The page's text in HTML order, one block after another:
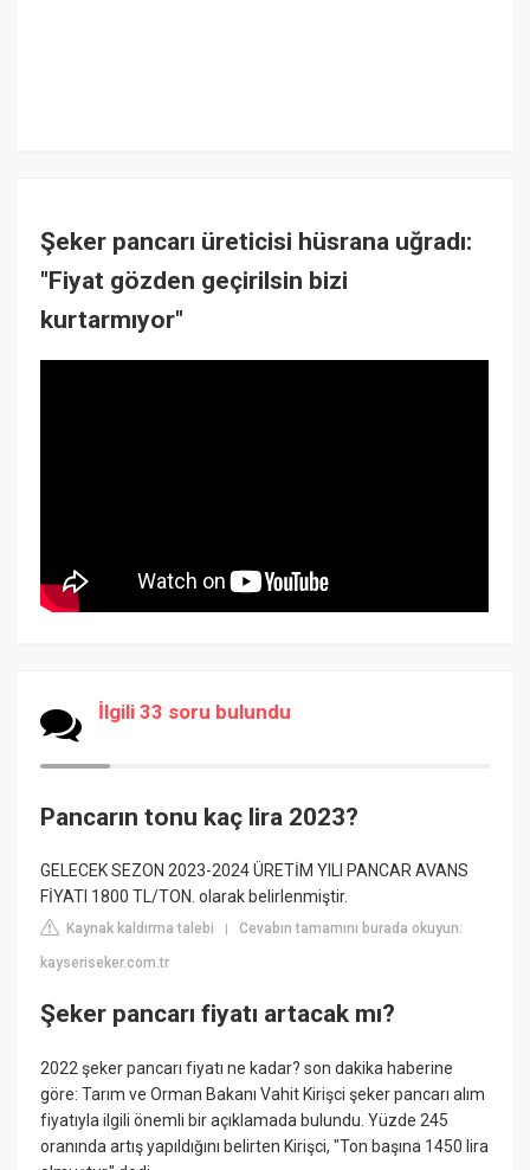
Şeker pancarı üreticisi hüsrana uğradı:
"Fiyat gözden geçirilsin bizi
kurtarmıyor"
İlgili 33 soru bulundu
Pancarın tonu kaç lira 2023?
GELECEK SEZON 2023-2024 ÜRETİM YILI PANCAR AVANS
FİYATI 1800 TL/TON. olarak belirlenmiştir.
Kaynak kaldırma talebi |Cevabın tamamını burada okuyun:
kayseriseker.com.tr
Şeker pancarı fiyatı artacak mı?
2022 şeker pancarı fiyatı ne kadar? son dakika haberine
göre: Tarım ve Orman Bakanı Vahit Kirişci şeker pancarı alım
fiyatıyla ilgili önemli bir açıklamada bulundu. Yüzde 245
oranında artış yapıldığını belirten Kirişci, "Ton başına 1450 lira